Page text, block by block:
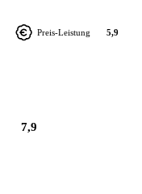
Preis-Leistung 5,9
7,9